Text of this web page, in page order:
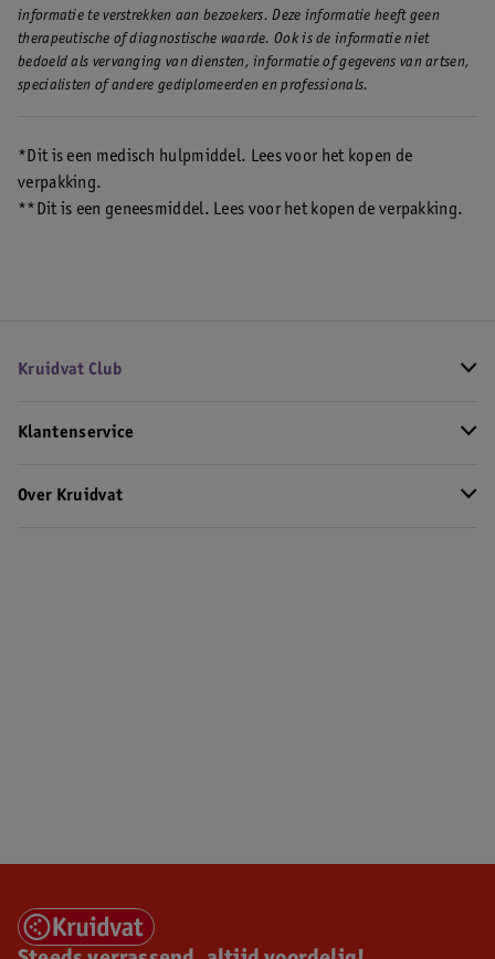
informatie te verstrekken aan bezoekers. Deze informatie heeft geen
therapeutische of diagnostische waarde. Ook is de informatie niet
bedoeld als vervanging van diensten, informatie of gegevens van artsen,
specialisten of andere gediplomeerden en professionals.
*Dit is een medisch hulpmiddel. Lees voor het kopen de
verpakking.
**Dit is een geneesmiddel. Lees voor het kopen de verpakking.
Kruidvat Club
Klantenservice
Over Kruidvat